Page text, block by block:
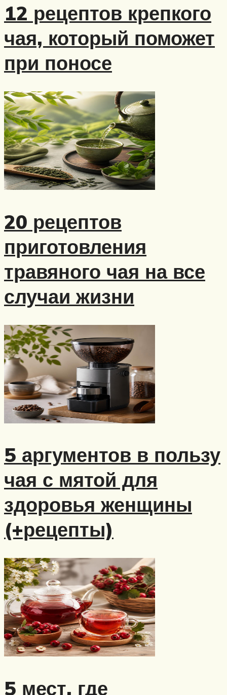
12 рецептов крепкого
чая, который поможет
при поносе
20 рецептов
приготовления
травяного чая на все
случаи жизни
5 аргументов в пользу
чая с мятой для
здоровья женщины
(+рецепты)
5 мест, где